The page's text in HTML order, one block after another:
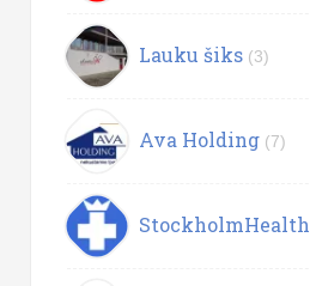
Lauku šiks (3)
Ava Holding (7)
StockholmHealth